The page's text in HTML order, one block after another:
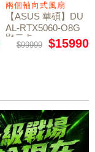
兩個軸向式風扇
【ASUS 華碩】DU
AL-RTX5060-O8G
顯示卡
$99999 $15990